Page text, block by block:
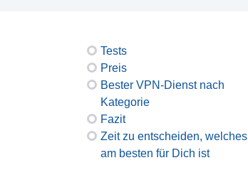
Tests
Preis
Bester VPN-Dienst nach
Kategorie
Fazit
Zeit zu entscheiden, welches
am besten für Dich ist